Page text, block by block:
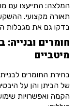
המלצה: התייעצו עם
תאורה מקצועי.
בדקו גם את מגבלות
חומרים
מיטביים
בחירת החומרים
של הביתן והן על
הקמה ואפשרויות